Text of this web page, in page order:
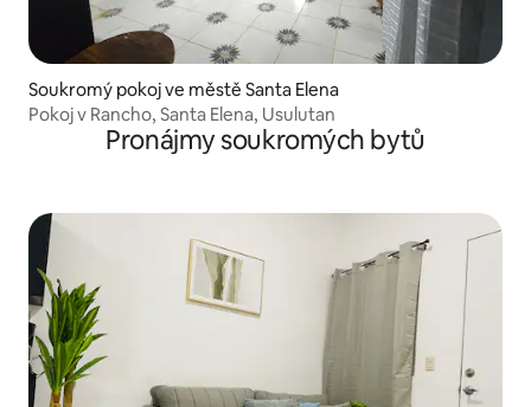
Soukromý pokoj ve městě Santa Elena
Pokoj v Rancho, Santa Elena, Usulutan
Pronájmy soukromých bytů